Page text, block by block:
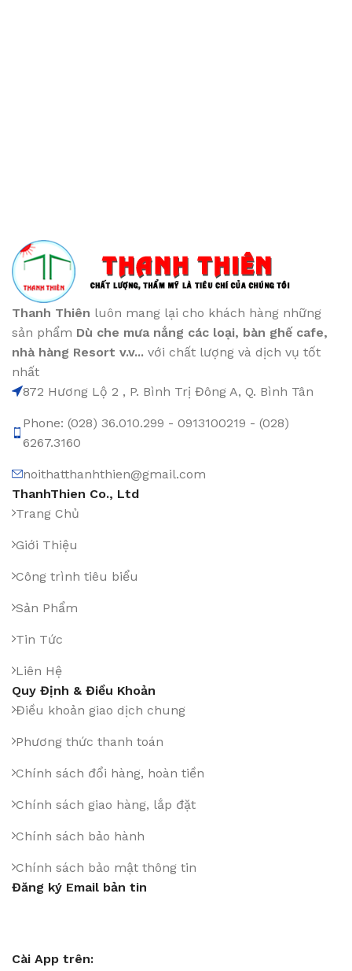
Thanh Thiên luôn mang lại cho khách hàng những
sản phẩm Dù che mưa nắng các loại, bàn ghế cafe,
nhà hàng Resort v.v... với chất lượng và dịch vụ tốt
nhất
872 Hương Lộ 2 , P. Bình Trị Đông A, Q. Bình Tân
Phone: (028) 36.010.299 - 0913100219 - (028)
6267.3160
noithatthanhthien@gmail.com
ThanhThien Co., Ltd
Trang Chủ
Giới Thiệu
Công trình tiêu biểu
Sản Phẩm
Tin Tức
Liên Hệ
Quy Định & Điều Khoản
Điều khoản giao dịch chung
Phương thức thanh toán
Chính sách đổi hàng, hoàn tiền
Chính sách giao hàng, lắp đặt
Chính sách bảo hành
Chính sách bảo mật thông tin
Đăng ký Email bản tin
Cài App trên: